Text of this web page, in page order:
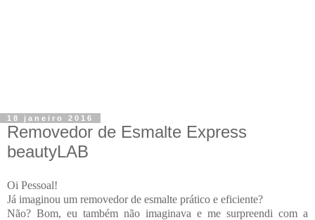
18 janeiro 2016
Removedor de Esmalte Express
beautyLAB
Oi Pessoal!
Já imaginou um removedor de esmalte prático e eficiente?
Não? Bom, eu também não imaginava e me surpreendi com a